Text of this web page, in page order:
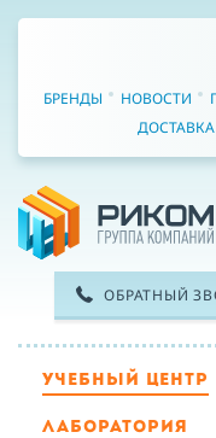
БРЕНДЫ НОВОСТИ
ОБРАТНЫЙ
УЧЕБНЫЙ ЦЕНТР
ЛАБОРАТОРИЯ